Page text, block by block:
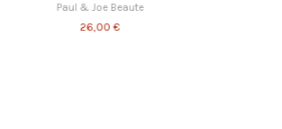
Paul & Joe Beaute
26,00 €